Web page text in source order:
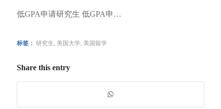
低GPA申请研究生 低GPA申…
标签： 研究生, 美国大学, 美国留学
Share this entry